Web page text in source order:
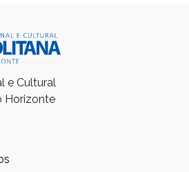
e Cultural
Horizonte